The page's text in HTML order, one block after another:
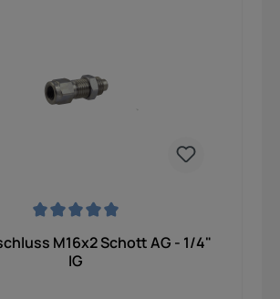
M16x2 Schott AG - 1/4"
IG